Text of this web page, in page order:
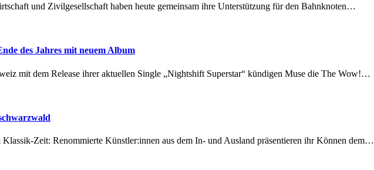
und Zivilgesellschaft haben heute gemeinsam ihre Unterstützung für den Bahnknoten…
des Jahres mit neuem Album
mit dem Release ihrer aktuellen Single „Nightshift Superstar“ kündigen Muse die The Wow!…
Zeit: Renommierte Künstler:innen aus dem In- und Ausland präsentieren ihr Können dem…